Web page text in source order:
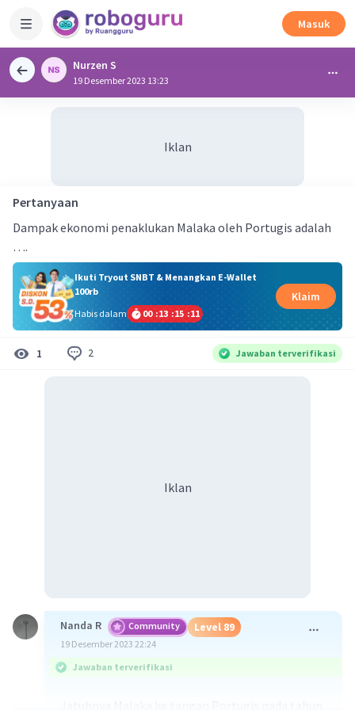
Masuk
Nurzen S
19 Desember 2023 13:23
Iklan
Pertanyaan
Dampak ekonomi penaklukan Malaka oleh Portugis adalah
….
Ikuti Tryout SNBT & Menangkan E-Wallet
100rb
Habis dalam
00 :13 :15 :10
Klaim
1 2 Jawaban terverifikasi
Iklan
Nanda R Community Level 89
19 Desember 2023 22:24
Jawaban terverifikasi